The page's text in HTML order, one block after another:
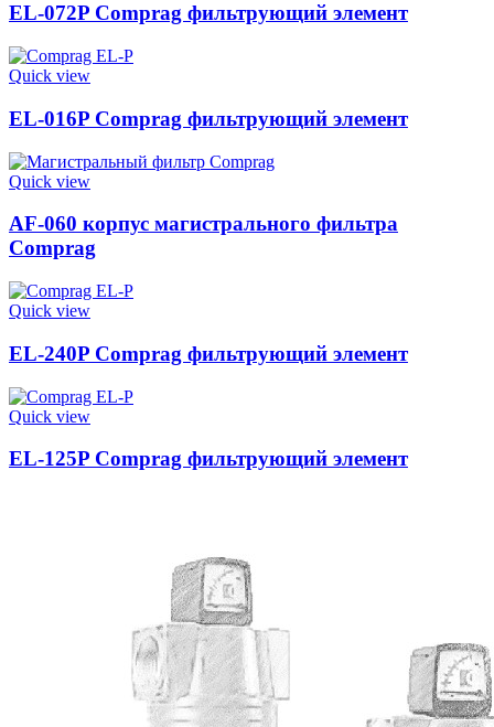
EL-072P Comprag фильтрующий элемент
Quick view
EL-016P Comprag фильтрующий элемент
Quick view
AF-060 корпус магистрального фильтра
Comprag
Quick view
EL-240P Comprag фильтрующий элемент
Quick view
EL-125P Comprag фильтрующий элемент